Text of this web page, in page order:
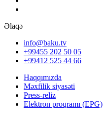
Əlaqə
info@baku.tv
+99455 202 50 05
+99412 525 44 66
Haqqımızda
Məxfilik siyasəti
Press-reliz
Elektron proqramı (EPG)